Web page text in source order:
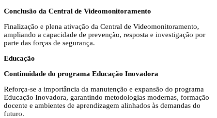
Conclusão da Central de Videomonitoramento
Finalização e plena ativação da Central de Videomonitoramento,
ampliando a capacidade de prevenção, resposta e investigação por
parte das forças de segurança.
Educação
Continuidade do programa Educação Inovadora
Reforça-se a importância da manutenção e expansão do programa
Educação Inovadora, garantindo metodologias modernas, formação
docente e ambientes de aprendizagem alinhados às demandas do
futuro.